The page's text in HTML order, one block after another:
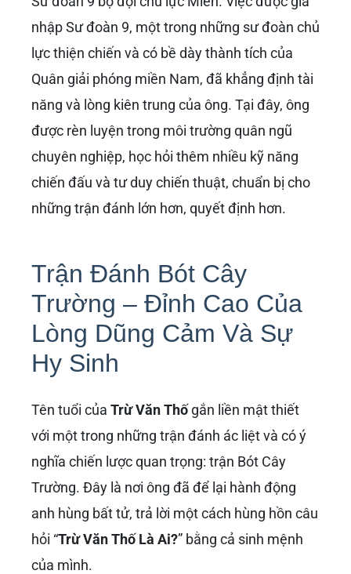
nhập Sư đoàn 9, một trong những sư đoàn chủ
lực thiện chiến và có bề dày thành tích của
Quân giải phóng miền Nam, đã khẳng định tài
năng và lòng kiên trung của ông. Tại đây, ông
được rèn luyện trong môi trường quân ngũ
chuyên nghiệp, học hỏi thêm nhiều kỹ năng
chiến đấu và tư duy chiến thuật, chuẩn bị cho
những trận đánh lớn hơn, quyết định hơn.
Trận Đánh Bót Cây
Trường – Đỉnh Cao Của
Lòng Dũng Cảm Và Sự
Hy Sinh
Tên tuổi của Trừ Văn Thốgắn liền mật thiết
với một trong những trận đánh ác liệt và có ý
nghĩa chiến lược quan trọng: trận Bót Cây
Trường. Đây là nơi ông đã để lại hành động
anh hùng bất tử, trả lời một cách hùng hồn câu
hỏi “Trừ Văn Thố Là Ai?” bằng cả sinh mệnh
của mình.